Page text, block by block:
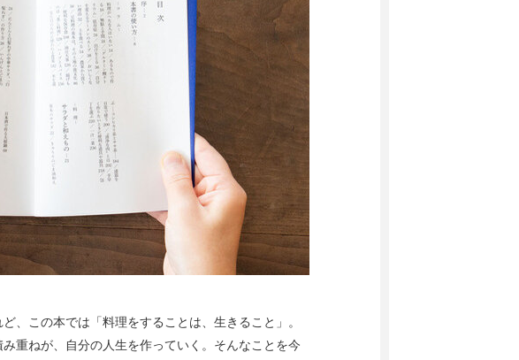
、この本では「料理をすることは、生きること」。
重ねが、自分の人生を作っていく。そんなことを今